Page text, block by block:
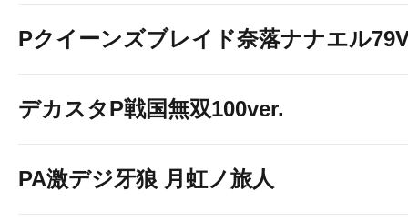
Pクイーンズブレイド奈落ナナエル
デカスタP戦国無双100ver.
PA激デジ牙狼 月虹ノ旅人